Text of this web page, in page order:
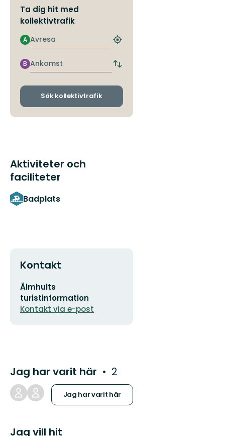
Ta dig hit med
kollektivtrafik
Avresa
A
Hitta
hållplats
Ankomst
B
Byt
och
Sök kollektivtrafik
Aktiviteter och
faciliteter
Badplats
Kontakt
E-
postadress
Älmhults
turistinformation
Kontakt via e-post
Jag har varit här 2
Jag har varit här
Jag vill hit